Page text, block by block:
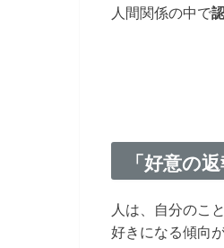
人間関係の中で
「好意の
人は、自分のこ
好きになる傾向